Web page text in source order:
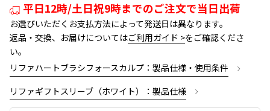
平日12時/土日祝9時までのご注文で当日出荷
お選びいただくお支払方法によって発送日は異なります。
返品・交換、お届けについてはご利用ガイド >をご確認くださ
い。
リファハートブラシフォースカルプ：製品仕様・使用条件
リファギフトスリーブ（ホワイト）：製品仕様